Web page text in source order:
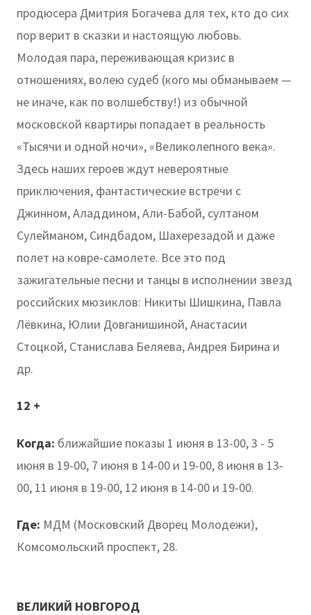
продюсера Дмитрия Богачева для тех, кто до сих
пор верит в сказки и настоящую любовь.
Молодая пара, переживающая кризис в
отношениях, волею судеб (кого мы обманываем —
не иначе, как по волшебству!) из обычной
московской квартиры попадает в реальность
«Тысячи и одной ночи», «Великолепного века».
Здесь наших героев ждут невероятные
приключения, фантастические встречи с
Джинном, Аладдином, Али-Бабой, султаном
Сулейманом, Синдбадом, Шахерезадой и даже
полет на ковре-самолете. Все это под
зажигательные песни и танцы в исполнении звезд
российских мюзиклов: Никиты Шишкина, Павла
Лёвкина, Юлии Довганишиной, Анастасии
Стоцкой, Станислава Беляева, Андрея Бирина и
др.
12 +
Когда: ближайшие показы 1 июня в 13-00, 3 - 5
июня в 19-00, 7 июня в 14-00 и 19-00, 8 июня в 13-
00, 11 июня в 19-00, 12 июня в 14-00 и 19-00.
Где: МДМ (Московский Дворец Молодежи),
Комсомольский проспект, 28.
ВЕЛИКИЙ НОВГОРОД